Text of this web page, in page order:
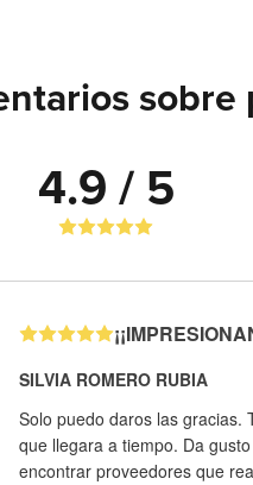
4.9 / 5
SILVIA ROMERO RUBIA
Solo puedo daros las gracias.
que llegara a tiempo. Da
encontrar proveedores que